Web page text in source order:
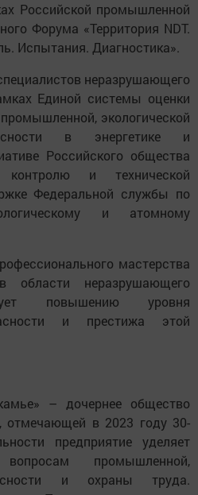
Российской промышленной
Форума «Территория NDT.
Испытания. Диагностика».
неразрушающего
Единой системы оценки
экологической
в энергетике и
Российского общества
и технической
Федеральной службы по
и атомному
мастерства
области неразрушающего
повышению уровня
и престижа этой
– дочернее общество
отмечающей в 2023 году 30-
предприятие уделяет
промышленной,
и охраны труда.